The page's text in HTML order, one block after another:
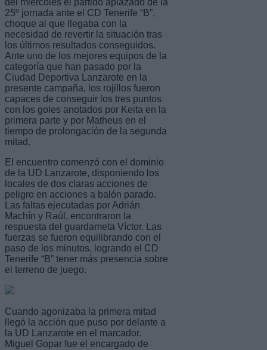
del miércoles el partido aplazado de la
25º jornada ante el CD Tenerife “B”,
choque al que llegaba con la
necesidad de revertir la situación tras
los últimos resultados conseguidos.
Ante uno de los mejores equipos de la
categoría que han pasado por la
Ciudad Deportiva Lanzarote en la
presente campaña, los rojillos fueron
capaces de conseguir los tres puntos
con los goles anotados por Keita en la
primera parte y por Matheus en el
tiempo de prolongación de la segunda
mitad.
El encuentro comenzó con el dominio
de la UD Lanzarote, disponiendo los
locales de dos claras acciones de
peligro en acciones a balón parado.
Las faltas ejecutadas por Adrián
Machín y Raúl, encontraron la
respuesta del guardameta Víctor. Las
fuerzas se fueron equilibrando con el
paso de los minutos, logrando el CD
Tenerife “B” tener más presencia sobre
el terreno de juego.
Cuando agonizaba la primera mitad
llegó la acción que puso por delante a
la UD Lanzarote en el marcador.
Miguel Gopar fue el encargado de